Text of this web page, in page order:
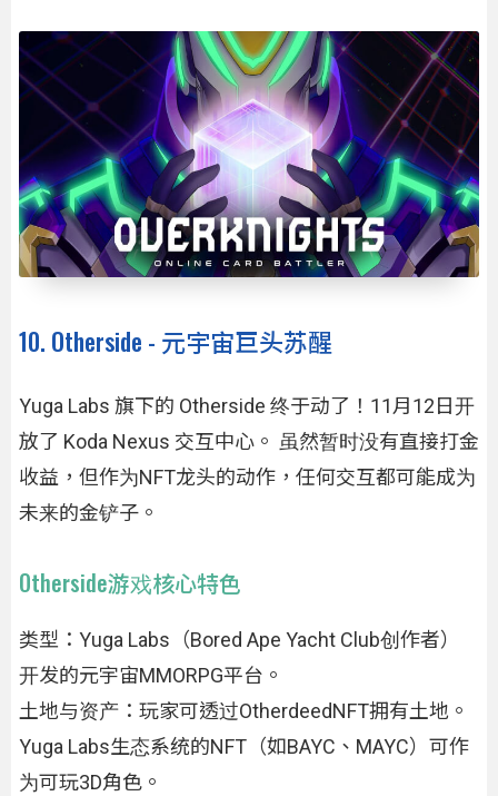
10. Otherside - 元宇宙巨头苏醒
Yuga Labs 旗下的 Otherside 终于动了！11月12日开
放了 Koda Nexus 交互中心。 虽然暂时没有直接打金
收益，但作为NFT龙头的动作，任何交互都可能成为
未来的金铲子。
Otherside游戏核心特色
类型：Yuga Labs（Bored Ape Yacht Club创作者）
开发的元宇宙MMORPG平台。
土地与资产：玩家可透过OtherdeedNFT拥有土地。
Yuga Labs生态系统的NFT（如BAYC、MAYC）可作
为可玩3D角色。